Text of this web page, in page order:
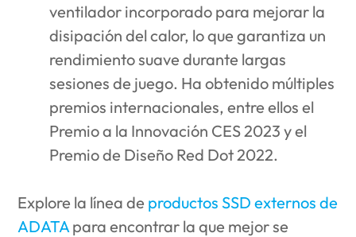
ventilador incorporado para mejorar la
disipación del calor, lo que garantiza un
rendimiento suave durante largas
sesiones de juego. Ha obtenido múltiples
premios internacionales, entre ellos el
Premio a la Innovación CES 2023 y el
Premio de Diseño Red Dot 2022.
Explore la línea de productos SSD externos de
ADATA para encontrar la que mejor se